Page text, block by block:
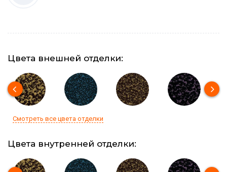
Цвета внешней отделки:
Смотреть все цвета отделки
Цвета внутренней отделки: